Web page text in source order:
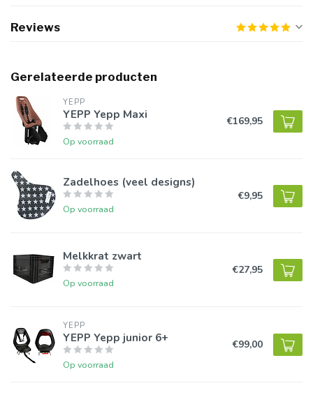
Reviews
Gerelateerde producten
YEPP
YEPP Yepp Maxi
Op voorraad
€169,95
Zadelhoes (veel designs)
Op voorraad
€9,95
Melkkrat zwart
Op voorraad
€27,95
YEPP
YEPP Yepp junior 6+
Op voorraad
€99,00